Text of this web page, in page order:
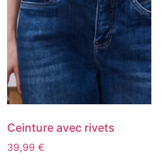
Ceinture avec rivets
39,99 €